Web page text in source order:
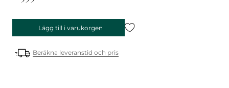
Lägg till i varukorgen
Beräkna leveranstid och pris